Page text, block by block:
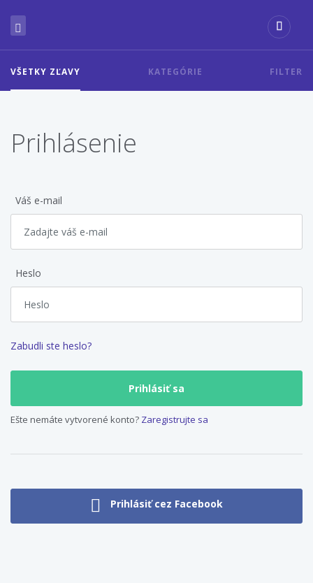
VŠETKY ZĽAVY KATEGÓRIE FILTER
Prihlásenie
Váš e-mail
Heslo
Zabudli ste heslo?
Ešte nemáte vytvorené konto? Zaregistrujte sa
Prihlásiť cez Facebook